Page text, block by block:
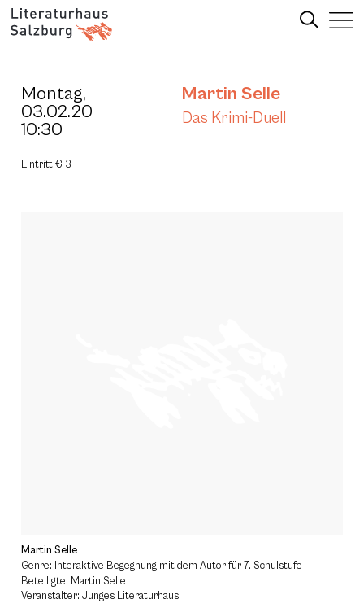
Montag,
03.02.20
10:30
Martin Selle
Das Krimi-Duell
Eintritt € 3
Martin Selle
Genre: Interaktive Begegnung mit dem Autor für 7. Schulstufe
Beteiligte: Martin Selle
Veranstalter: Junges Literaturhaus